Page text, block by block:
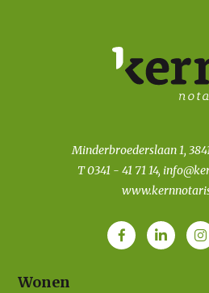
Minderbroederslaan 1,
T0341 - 41 71 14,
Wonen